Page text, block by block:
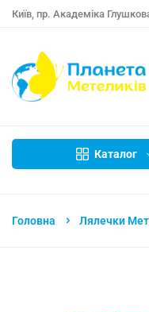
Київ, пр. Академіка
Каталог
Головна Лялечки